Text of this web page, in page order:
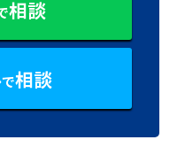
相談
で相談